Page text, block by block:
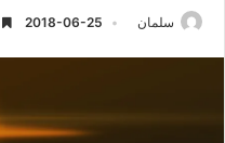
سلمان 2018-06-25